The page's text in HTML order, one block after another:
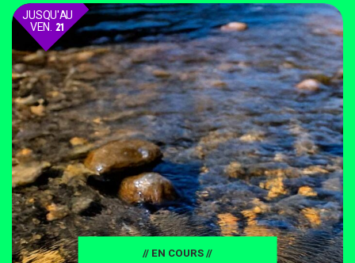
JUSQU'AU
VEN. 21
AOÛT
// EN COURS //